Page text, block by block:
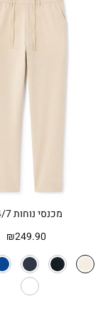
מכנסי נוחות 24/7
₪249.90